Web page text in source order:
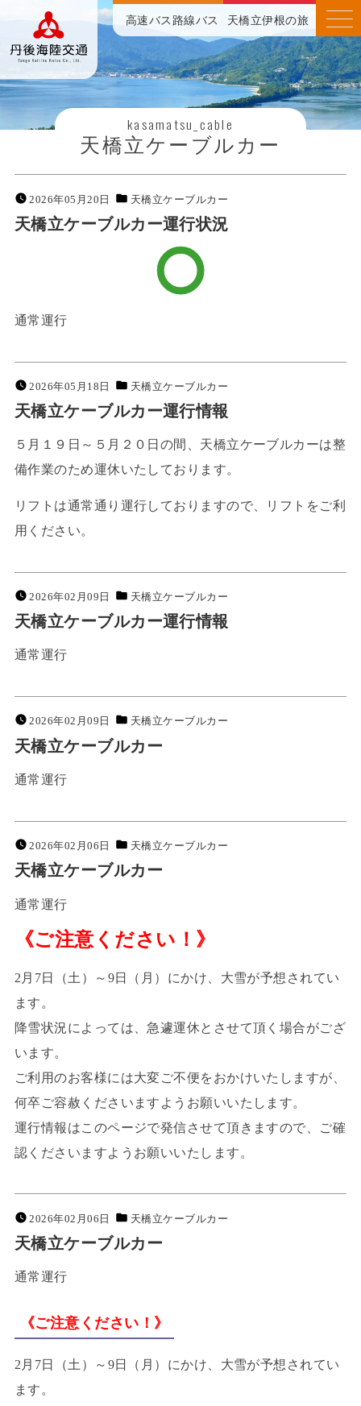
高速バス 路線バス 天橋立伊根の旅
kasamatsu_cable
天橋立ケーブルカー
2026年05月20日 天橋立ケーブルカー
天橋立ケーブルカー運行状況
通常運行
2026年05月18日 天橋立ケーブルカー
天橋立ケーブルカー運行情報
５月１９日～５月２０日の間、天橋立ケーブルカーは整
備作業のため運休いたしております。
リフトは通常通り運行しておりますので、リフトをご利
用ください。
2026年02月09日 天橋立ケーブルカー
天橋立ケーブルカー運行情報
通常運行
2026年02月09日 天橋立ケーブルカー
天橋立ケーブルカー
通常運行
2026年02月06日 天橋立ケーブルカー
天橋立ケーブルカー
通常運行
《ご注意ください！》
2月7日（土）～9日（月）にかけ、大雪が予想されてい
ます。
降雪状況によっては、急遽運休とさせて頂く場合がござ
います。
ご利用のお客様には大変ご不便をおかけいたしますが、
何卒ご容赦くださいますようお願いいたします。
運行情報はこのページで発信させて頂きますので、ご確
認くださいますようお願いいたします。
2026年02月06日 天橋立ケーブルカー
天橋立ケーブルカー
通常運行
《ご注意ください！》
2月7日（土）～9日（月）にかけ、大雪が予想されてい
ます。